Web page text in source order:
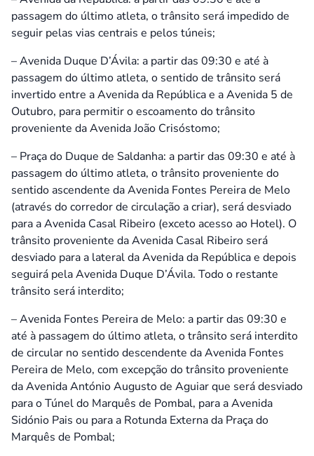
passagem do último atleta, o trânsito será impedido de
seguir pelas vias centrais e pelos túneis;
– Avenida Duque D’Ávila: a partir das 09:30 e até à
passagem do último atleta, o sentido de trânsito será
invertido entre a Avenida da República e a Avenida 5 de
Outubro, para permitir o escoamento do trânsito
proveniente da Avenida João Crisóstomo;
– Praça do Duque de Saldanha: a partir das 09:30 e até à
passagem do último atleta, o trânsito proveniente do
sentido ascendente da Avenida Fontes Pereira de Melo
(através do corredor de circulação a criar), será desviado
para a Avenida Casal Ribeiro (exceto acesso ao Hotel). O
trânsito proveniente da Avenida Casal Ribeiro será
desviado para a lateral da Avenida da República e depois
seguirá pela Avenida Duque D’Ávila. Todo o restante
trânsito será interdito;
– Avenida Fontes Pereira de Melo: a partir das 09:30 e
até à passagem do último atleta, o trânsito será interdito
de circular no sentido descendente da Avenida Fontes
Pereira de Melo, com excepção do trânsito proveniente
da Avenida António Augusto de Aguiar que será desviado
para o Túnel do Marquês de Pombal, para a Avenida
Sidónio Pais ou para a Rotunda Externa da Praça do
Marquês de Pombal;